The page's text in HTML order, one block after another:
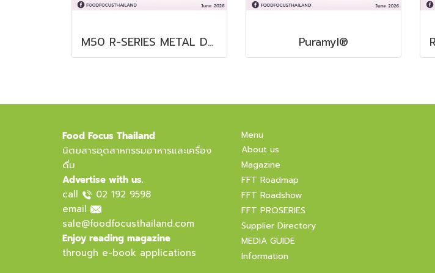
M50 R-SERIES METAL DETECTOR Puramyl®
Food Focus Thailand
นิตยสารอุตสาหกรรมอาหารและเครื่อง
ดื่ม
Advertise with us.
call
02 192 9598
email
sale@foodfocusthailand.com
Enjoy reading magazine
through e-book applications
Menu
About us
Magazine
FFT Roadmap
FFT Roadshow
FFT PROSERIES
Supplier Directory
MEDIA GUIDE
Information